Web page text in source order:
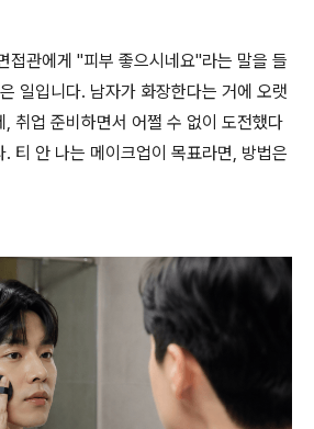
접관에게 "피부 좋으시네요"라는 말을 들
일입니다. 남자가 화장한다는 거에 오랫
취업 준비하면서 어쩔 수 없이 도전했다
티 안 나는 메이크업이 목표라면, 방법은